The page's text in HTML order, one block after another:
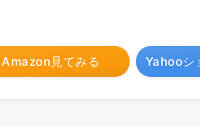
Amazon見てみる Yahooシ